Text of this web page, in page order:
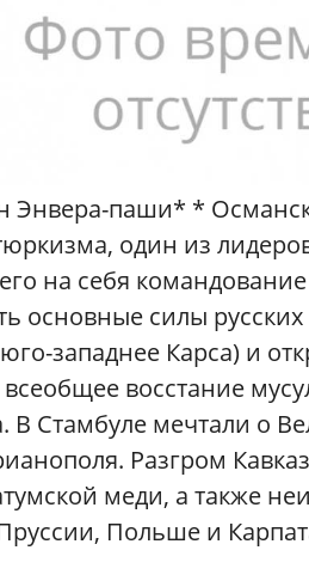
Энвера-паши* *
один из
на себя
основные силы
западнее Карса) и
восстание
В Стамбуле мечтали о
Разгром
меди, а также
Польше и